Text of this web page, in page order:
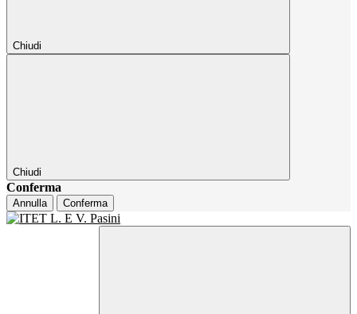
Chiudi
Chiudi
Conferma
Annulla Conferma